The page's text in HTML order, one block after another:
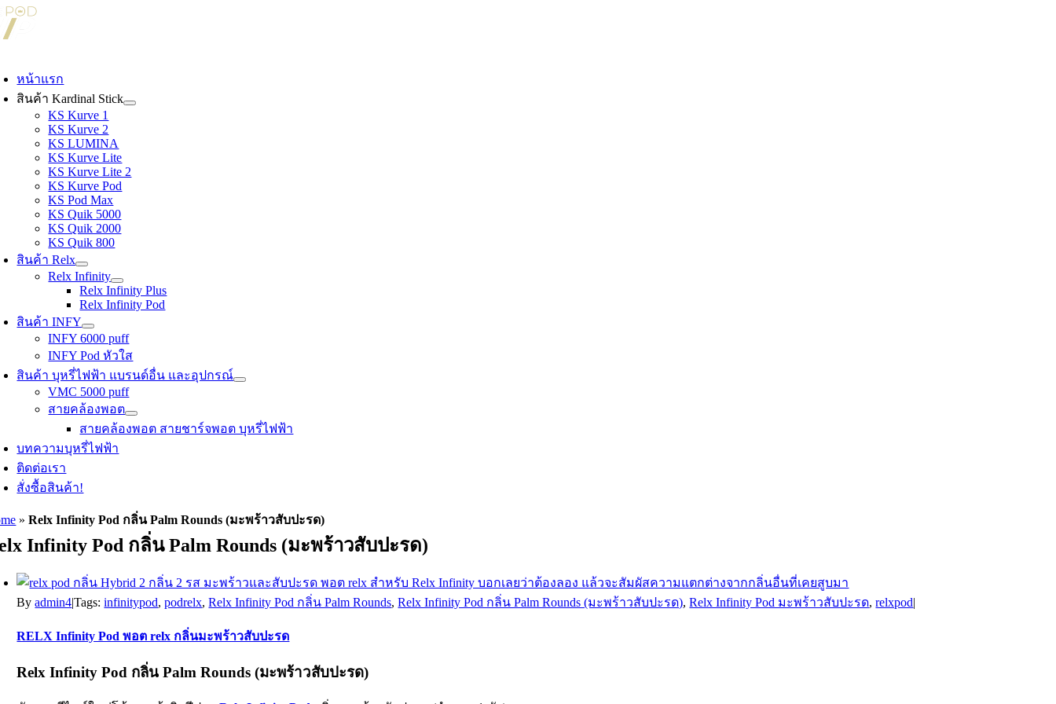
Skip
to
content
หน้าแรก
สินค้า Kardinal Stick
KS Kurve 1
KS Kurve 2
KS LUMINA
KS Kurve Lite
KS Kurve Lite 2
KS Kurve Pod
KS Pod Max
KS Quik 5000
KS Quik 2000
KS Quik 800
สินค้า Relx
Relx Infinity
Relx Infinity Plus
Relx Infinity Pod
สินค้า INFY
INFY 6000 puff
INFY Pod หัวใส
สินค้า บุหรี่ไฟฟ้า แบรนด์อื่น และอุปกรณ์
VMC 5000 puff
สายคล้องพอต
สายคล้องพอต สายชาร์จพอต บุหรี่ไฟฟ้า
บทความบุหรี่ไฟฟ้า
ติดต่อเรา
สั่งซื้อสินค้า!
»Relx Infinity Pod กลิ่น Palm Rounds (มะพร้าวสับปะรด)
Infinity Pod กลิ่น Palm Rounds (มะพร้าวสับปะรด)
Byadmin4|Tags:infinitypod,podrelx,Relx Infinity Pod กลิ่น Palm Rounds,Relx Infinity Pod กลิ่น Palm Rounds (มะพร้าวสับปะรด),Relx Infinity Pod มะพร้าวสับปะรด,relxpod|
RELX Infinity Pod พอต relx กลิ่นมะพร้าวสับปะรด
Relx Infinity Pod กลิ่น Palm Rounds (มะพร้าวสับปะรด)